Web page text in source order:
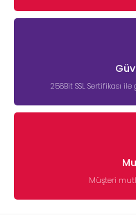
256Bit SSL Sertifikası
Müşteri